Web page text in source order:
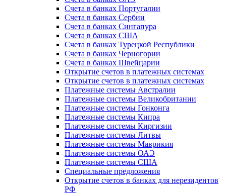
Счета в банках Португалии
Счета в банках Сербии
Счета в банках Сингапура
Счета в банках США
Счета в банках Турецкой Республики
Счета в банках Черногории
Счета в банках Швейцарии
Открытие счетов в платежных системах
Открытие счетов в платежных системах
Платежные системы Австралии
Платежные системы Великобритании
Платежные системы Гонконга
Платежные системы Кипра
Платежные системы Киргизии
Платежные системы Литвы
Платежные системы Маврикия
Платежные системы ОАЭ
Платежные системы США
Специальные предложения
Открытие счетов в банках для нерезидентов
РФ